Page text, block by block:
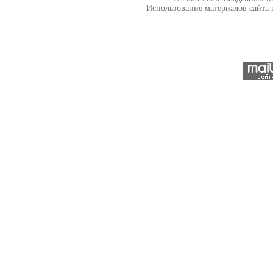
Использование материалов